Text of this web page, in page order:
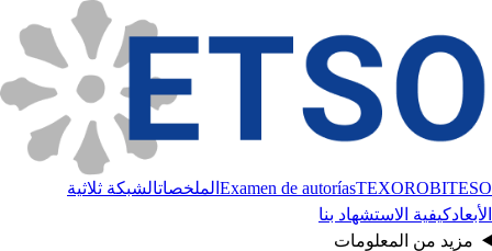
Examen de autoríasTEXOROBITESO الملخصاتالشبكة ثلاثية
الأبعادكيفية الاستشهاد بنا
مزيد من المعلومات